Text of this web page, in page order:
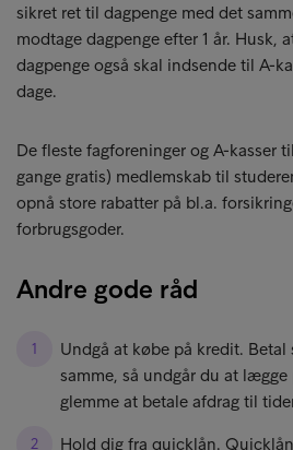
sikret ret til dagpenge med det
modtage dagpenge efter 1 år. Husk,
dagpenge også skal indsende til A-
dage.
De fleste fagforeninger og A-kasser
gange gratis) medlemskab til
opnå store rabatter på bl.a.
forbrugsgoder.
Andre gode råd
Undgå at købe på kredit.
samme, så undgår du at
glemme at betale afdrag til
Hold dig fra quicklån.